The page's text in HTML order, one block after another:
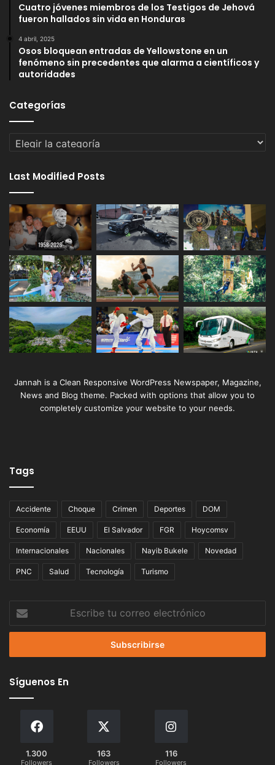
Cuatro jóvenes miembros de los Testigos de Jehová
fueron hallados sin vida en Honduras
4 abril, 2025
Osos bloquean entradas de Yellowstone en un
fenómeno sin precedentes que alarma a científicos y
autoridades
Categorías
Categorías
Last Modified Posts
Jannah is a Clean Responsive WordPress Newspaper, Magazine,
News and Blog theme. Packed with options that allow you to
completely customize your website to your needs.
Tags
Accidente Choque Crimen Deportes DOM
Economía EEUU El Salvador FGR Hoycomsv
Internacionales Nacionales Nayib Bukele Novedad
PNC Salud Tecnología Turismo
correo
Síguenos En
1.300
Followers
163
Followers
116
Followers